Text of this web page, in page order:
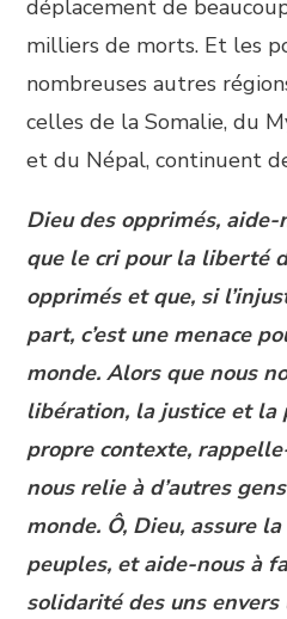
déplacement de
milliers de morts. Et les
nombreuses autres
celles de la Somalie, du
et du Népal, continuent
Dieu des opprimés,
que le cri pour la liberté
opprimés et que, si
part, c’est une menace
monde. Alors que nous
libération, la justice et la
propre contexte,
nous relie à d’autres
monde. Ô, Dieu, assure
peuples, et aide-nous à
solidarité des uns envers